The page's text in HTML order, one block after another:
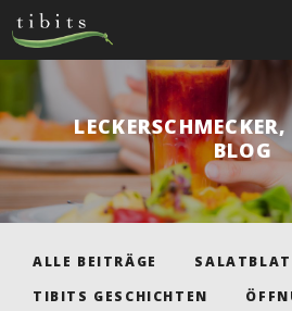
Tibits:
Home
Main
Navigation
RESTAURANTS
NEWS
ÜBER UNS
CATERING
Personal Login
BLOG
ALLE BEITRÄGE
TIBITS GESCHICHTEN